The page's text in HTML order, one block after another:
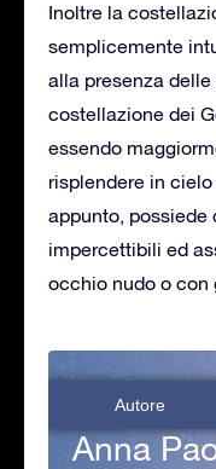
Inoltre la
semplicemente
alla presenza
costellazione dei
essendo
risplendere in
appunto, possiede
impercettibili ed
occhio nudo o con
Autore
Anna